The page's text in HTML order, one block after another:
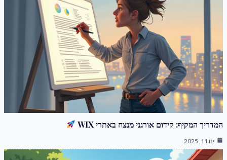
המדריך המקיף: קידום אורגני מנצח באתרי WIX
ינו 11, 2025